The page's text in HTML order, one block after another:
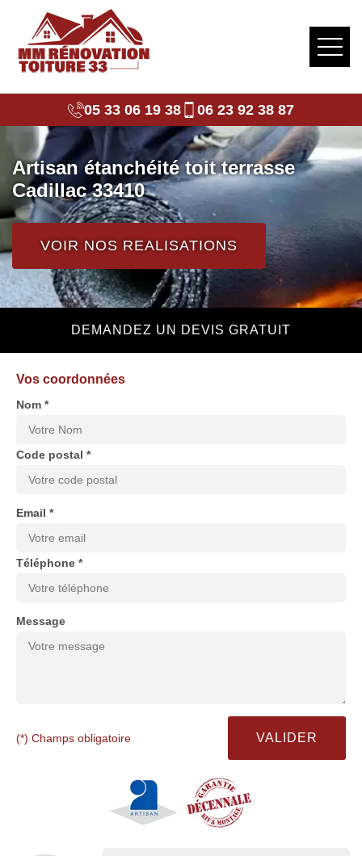
05 33 06 19 38 06 23 92 38 87
Artisan étanchéité toit terrasse
Cadillac 33410
VOIR NOS REALISATIONS
DEMANDEZ UN DEVIS GRATUIT
Vos coordonnées
Nom *
Code postal *
Email *
Téléphone *
Message
(*) Champs obligatoire